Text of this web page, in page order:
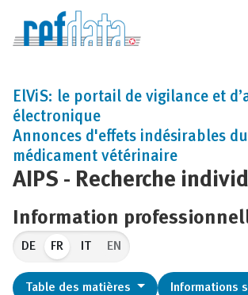
AIPS - Recherche
ElViS: le portail de vigilance et
électronique
Annonces d'effets indésirables
médicament vétérinaire
Information
FR EN
Table des matières Informations